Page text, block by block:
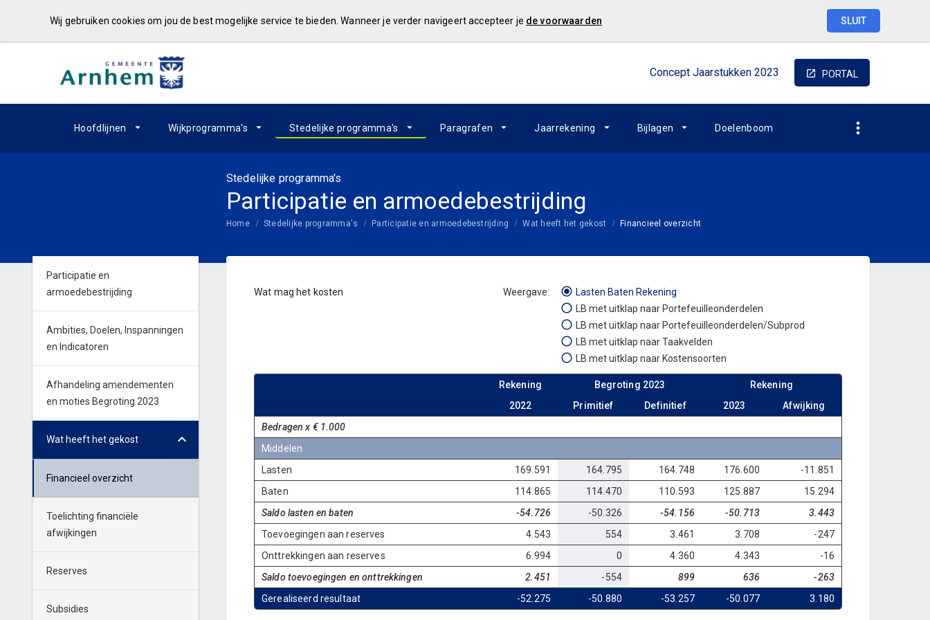
Wij gebruiken cookies om jou de best mogelijke service te bieden. Wanneer je verder navigeert accepteer je de voorwaarden SLUIT
Concept Jaarstukken 2023 PORTAL
Hoofdlijnen Wijkprogramma's Stedelijke programma's Paragrafen Jaarrekening Bijlagen Doelenboom
Stedelijke programma's
Participatie en armoedebestrijding
Home Stedelijke programma's Participatie en armoedebestrijding Wat heeft het gekost Financieel overzicht
Participatie en
armoedebestrijding
Ambities, Doelen, Inspanningen
en Indicatoren
Afhandeling amendementen
en moties Begroting 2023
Wat heeft het gekost
Financieel overzicht
Toelichting financiële
afwijkingen
Reserves
Subsidies
Wat mag het kosten
Lasten Baten Rekening
LB met uitklap naar Portefeuilleonderdelen
LB met uitklap naar Portefeuilleonderdelen/Subprod
LB met uitklap naar Taakvelden
LB met uitklap naar Kostensoorten
Rekening Begroting 2023
Rekening
2022
Primitief Definitief 2023
Afwijking
Bedragen x € 1.000
Middelen
Lasten
169.591 164.795 164.748 176.600
-11.851
Baten
114.865 114.470 110.593 125.887
15.294
Saldo lasten en baten
-54.726 -50.326 -54.156 -50.713
3.443
Toevoegingen aan reserves
4.543 554 3.461 3.708
-247
Onttrekkingen aan reserves
6.994 0 4.360 4.343
-16
Saldo toevoegingen en onttrekkingen
2.451 -554 899 636
-263
Gerealiseerd resultaat
-52.275 -50.880 -53.257 -50.077 3.180